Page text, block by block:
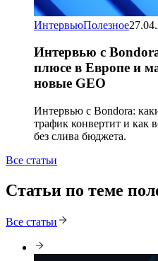
ИнтервьюПолезное
Интервью с
плюсе в Европе и
новые GEO
Интервью с Bondora:
трафик конвертит и как
без слива бюджета.
Все статьи
Статьи по теме
Все статьи